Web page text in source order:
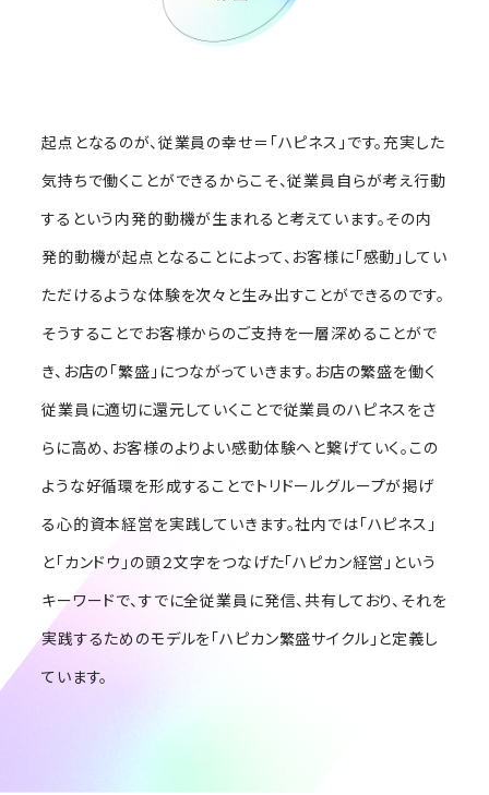
起点となるのが、従業員の幸せ＝「ハピネス」です。充実した
気持ちで働くことができるからこそ、従業員自らが考え行動
するという内発的動機が生まれると考えています。その内
発的動機が起点となることによって、お客様に「感動」してい
ただけるような体験を次々と生み出すことができるのです。
そうすることでお客様からのご支持を一層深めることがで
き、お店の「繁盛」につながっていきます。お店の繁盛を働く
従業員に適切に還元していくことで従業員のハピネスをさ
らに高め、お客様のよりよい感動体験へと繋げていく。この
ような好循環を形成することでトリドールグループが掲げ
る心的資本経営を実践していきます。社内では「ハピネス」
と「カンドウ」の頭２文字をつなげた「ハピカン経営」という
キーワードで、すでに全従業員に発信、共有しており、それを
実践するためのモデルを「ハピカン繁盛サイクル」と定義し
ています。